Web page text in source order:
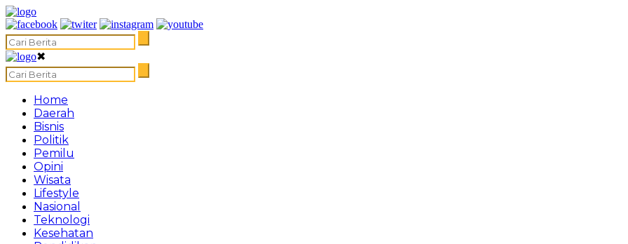
✖
Home
Daerah
Bisnis
Politik
Pemilu
Opini
Wisata
Lifestyle
Nasional
Teknologi
Kesehatan